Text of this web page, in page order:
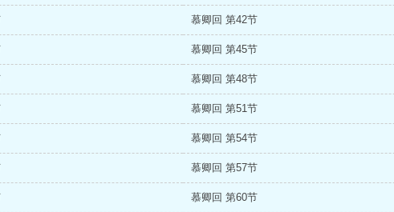
慕卿回 第42节
慕卿回 第45节
慕卿回 第48节
慕卿回 第51节
慕卿回 第54节
慕卿回 第57节
慕卿回 第60节